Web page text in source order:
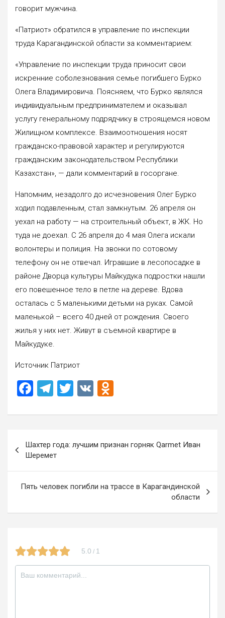
говорит мужчина.
«Патриот» обратился в управление по инспекции
труда Карагандинской области за комментарием:
«Управление по инспекции труда приносит свои
искренние соболезнования семье погибшего Бурко
Олега Владимировича. Поясняем, что Бурко являлся
индивидуальным предпринимателем и оказывал
услугу генеральному подрядчику в строящемся новом
Жилищном комплексе. Взаимоотношения носят
гражданско-правовой характер и регулируются
гражданским законодательством Республики
Казахстан», — дали комментарий в госоргане.
Напомним, незадолго до исчезновения Олег Бурко
ходил подавленным, стал замкнутым. 26 апреля он
уехал на работу — на строительный объект, в ЖК. Но
туда не доехал. С 26 апреля до 4 мая Олега искали
волонтеры и полиция. На звонки по сотовому
телефону он не отвечал. Игравшие в лесопосадке в
районе Дворца культуры Майкудука подростки нашли
его повешенное тело в петле на дереве. Вдова
осталась с 5 маленькими детьми на руках. Самой
маленькой – всего 40 дней от рождения. Своего
жилья у них нет. Живут в съемной квартире в
Майкудуке.
Источник Патриот
F
ce
o
o
k
T
e
a
m
T
tt
V
n
kl
a
ss
ki
по
записям
Шахтер года: лучшим признан горняк Qarmet Иван
Шеремет
Пять человек погибли на трассе в Карагандинской
области
5.0 / 1